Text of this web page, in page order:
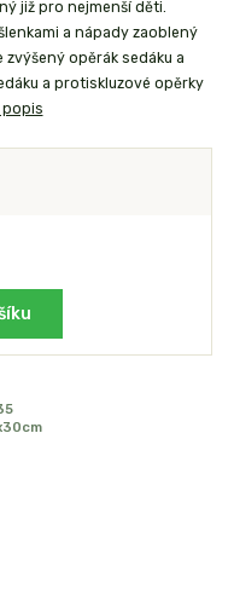
již pro nejmenší děti.
a nápady zaoblený
opěrák sedáku a
a protiskluzové opěrky
popis